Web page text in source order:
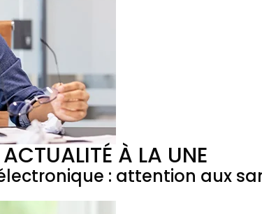
ACTUALITÉ À LA UNE
: attention aux